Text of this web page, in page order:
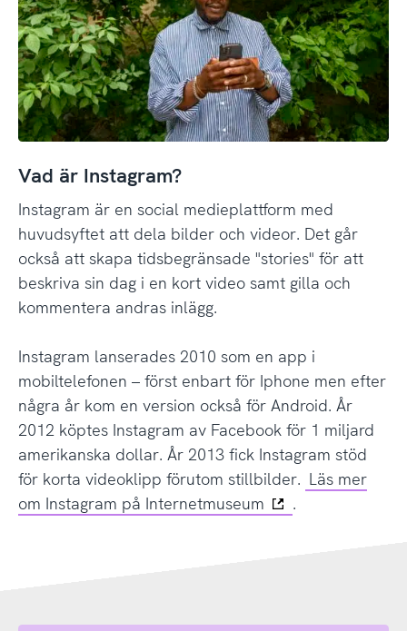
Vad är Instagram?
Instagram är en social medieplattform med
huvudsyftet att dela bilder och videor. Det går
också att skapa tidsbegränsade "stories" för att
beskriva sin dag i en kort video samt gilla och
kommentera andras inlägg.
Instagram lanserades 2010 som en app i
mobiltelefonen – först enbart för Iphone men efter
några år kom en version också för Android. År
2012 köptes Instagram av Facebook för 1 miljard
amerikanska dollar. År 2013 fick Instagram stöd
för korta videoklipp förutom stillbilder. Läs mer
om Instagram på Internetmuseum
.